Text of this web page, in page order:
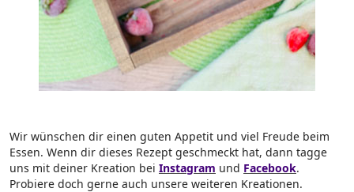
Wir wünschen dir einen guten Appetit und viel Freude beim
Essen. Wenn dir dieses Rezept geschmeckt hat, dann tagge
uns mit deiner Kreation bei Instagram und Facebook.
Probiere doch gerne auch unsere weiteren Kreationen.